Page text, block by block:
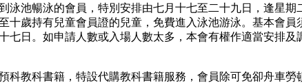
泳池暢泳的會員，特別安排由七月十七至二十九日，逢星
十歲持有兒童會員證的兒童，免費進入泳池游泳。基本會
日。如申請人數或入場人數太多，本會有權作適當安排及
科教科書籍，特設代購教科書籍服務，會員除可免卻舟車